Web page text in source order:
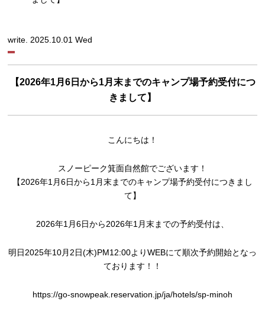
write. 2025.10.01 Wed
【2026年1月6日から1月末までのキャンプ場予約受付につ
きまして】
こんにちは！
スノーピーク箕面自然館でございます！
【2026年1月6日から1月末までのキャンプ場予約受付につきまし
て】
2026年1月6日から2026年1月末までの予約受付は、
明日2025年10月2日(木)PM12:00よりWEBにて順次予約開始となっ
ております！！
https://go-snowpeak.reservation.jp/ja/hotels/sp-minoh